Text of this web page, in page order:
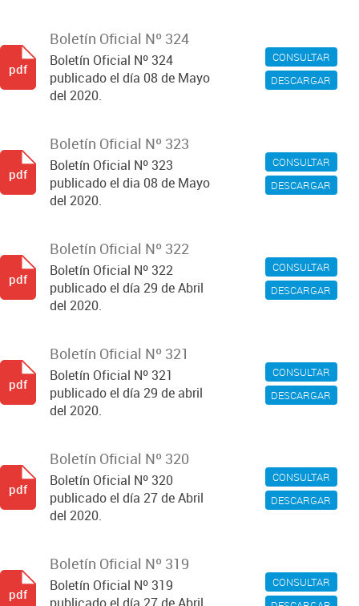
CONSULTAR
DESCARGAR
Boletín Oficial Nº 324
Boletín Oficial Nº 324
publicado el día 08 de Mayo
del 2020.
pdf
CONSULTAR
DESCARGAR
Boletín Oficial Nº 323
Boletín Oficial Nº 323
publicado el dia 08 de Mayo
del 2020.
pdf
CONSULTAR
DESCARGAR
Boletín Oficial Nº 322
Boletín Oficial Nº 322
publicado el día 29 de Abril
del 2020.
pdf
CONSULTAR
DESCARGAR
Boletín Oficial Nº 321
Boletín Oficial Nº 321
publicado el día 29 de abril
del 2020.
pdf
CONSULTAR
DESCARGAR
Boletín Oficial Nº 320
Boletín Oficial Nº 320
publicado el día 27 de Abril
del 2020.
pdf
CONSULTAR
Boletín Oficial Nº 319
Boletín Oficial Nº 319
pdf